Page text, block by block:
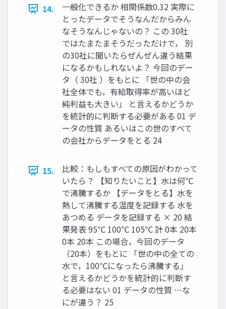
14.
一般化できるか 相関係数0.32 実際に
とったデータでそうなんだからみん
なそうなんじゃないの？ この 30社
ではたまたまそうだっただけで， 別
の30社に聞いたらぜんぜん違う結果
になるかもしれないよ？ 今回のデー
タ（ 30社 ）をもとに 「世の中の会
社全体でも，有給取得率が高いほど
純利益も大きい」 と言えるかどうか
を統計的に判断する必要がある 01 デ
ータの性質 あるいはこの世のすべて
の会社からデータをとる 24
15.
比較：もしもすべての原因がわかって
いたら？ 【知りたいこと】水は何℃
で沸騰するか 【データをとる】水を
熱して沸騰する温度を記録する 水を
あつめる データを記録する × 20 結
果発表 95℃ 100℃ 105℃ 計 0本 20本
0本 20本 この場合，今回のデータ
（20本）をもとに 「世の中の全ての
水で，100℃になったら沸騰する」
と言えるかどうかを統計的に判断す
る必要はない 01 データの性質 …な
にが違う？ 25